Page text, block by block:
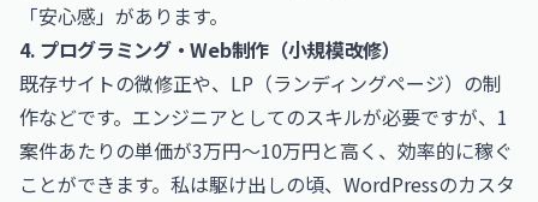
「安心感」があります。
4. プログラミング・Web制作（小規模改修）
既存サイトの微修正や、LP（ランディングページ）の制
作などです。エンジニアとしてのスキルが必要ですが、1
案件あたりの単価が3万円〜10万円と高く、効率的に稼ぐ
ことができます。私は駆け出しの頃、WordPressのカスタ